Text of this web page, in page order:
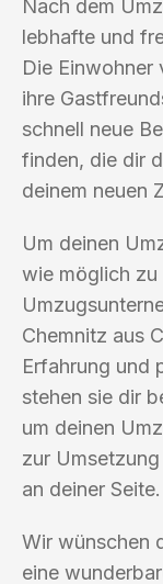
Nach dem
lebhafte und
Die
ihre
schnell neue
finden, die dir
deinem neuen
Um deinen
wie möglich zu
Chemnitz aus
Erfahrung und
stehen sie dir
um deinen
zur
an deiner Seite.
Wir wünschen
eine